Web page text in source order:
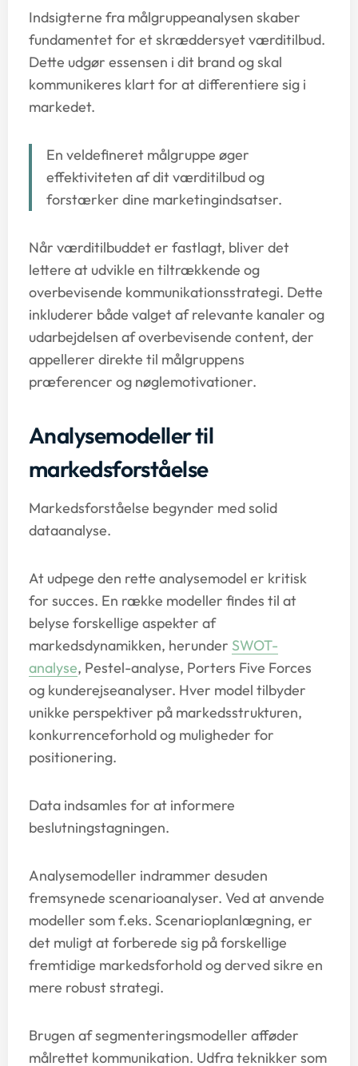
Indsigterne fra målgruppeanalysen skaber
fundamentet for et skræddersyet værditilbud.
Dette udgør essensen i dit brand og skal
kommunikeres klart for at differentiere sig i
markedet.
En veldefineret målgruppe øger
effektiviteten af dit værditilbud og
forstærker dine marketingindsatser.
Når værditilbuddet er fastlagt, bliver det
lettere at udvikle en tiltrækkende og
overbevisende kommunikationsstrategi. Dette
inkluderer både valget af relevante kanaler og
udarbejdelsen af overbevisende content, der
appellerer direkte til målgruppens
præferencer og nøglemotivationer.
Analysemodeller til
markedsforståelse
Markedsforståelse begynder med solid
dataanalyse.
At udpege den rette analysemodel er kritisk
for succes. En række modeller findes til at
belyse forskellige aspekter af
markedsdynamikken, herunder SWOT-
analyse, Pestel-analyse, Porters Five Forces
og kunderejseanalyser. Hver model tilbyder
unikke perspektiver på markedsstrukturen,
konkurrenceforhold og muligheder for
positionering.
Data indsamles for at informere
beslutningstagningen.
Analysemodeller indrammer desuden
fremsynede scenarioanalyser. Ved at anvende
modeller som f.eks. Scenarioplanlægning, er
det muligt at forberede sig på forskellige
fremtidige markedsforhold og derved sikre en
mere robust strategi.
Brugen af segmenteringsmodeller afføder
målrettet kommunikation. Udfra teknikker som